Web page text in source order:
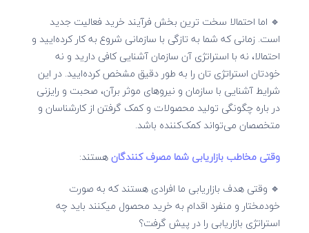
🔹 اما احتمالا سخت ترین بخش فرآیند خرید فعالیت جدید
است. زمانی که شما به تازگی با سازمانی شروع به کار کرده‌ایید و
احتمالا، نه با استراتژی آن سازمان آشنایی کافی دارید و نه
خودتان استراتژی تان را به طور دقیق مشخص کرده‌ایید. در این
شرایط آشنایی با سازمان و نیروهای موثر برآن، صحبت و رایزنی
در باره چگونگی تولید محصولات و کمک گرفتن از کارشناسان و
متخصصان می‌تواند كمک‌كننده‌ باشد.
وقتی مخاطب بازاریابی شما مصرف کنندگانهستند:
🔹 وقتی هدف بازاریابی ما افرادی هستند که به صورت
خودمختار و منفرد اقدام به خرید محصول میکنند باید چه
استراتژی بازاریابی را در پیش گرفت؟